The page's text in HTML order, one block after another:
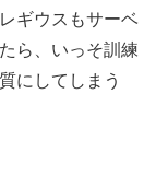
ギウスもサーベ
ら、いっそ訓練
にしてしまう